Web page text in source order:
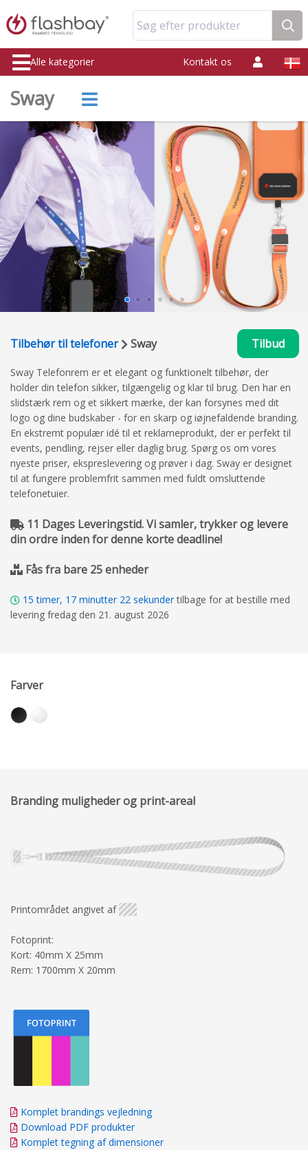
Søg efter produkter
Alle kategorier Kontakt os
Sway
Tilbehør til telefoner Sway Tilbud
Sway Telefonrem er et elegant og funktionelt tilbehør, der
holder din telefon sikker, tilgængelig og klar til brug. Den har en
slidstærk rem og et sikkert mærke, der kan forsynes med dit
logo og dine budskaber - for en skarp og iøjnefaldende branding.
En ekstremt populær idé til et reklameprodukt, der er perfekt til
events, pendling, rejser eller daglig brug. Spørg os om vores
nyeste priser, ekspreslevering og prøver i dag. Sway er designet
til at fungere problemfrit sammen med fuldt omsluttende
telefonetuier.
11 Dages Leveringstid. Vi samler, trykker og levere
din ordre inden for denne korte deadline!
Fås fra bare 25 enheder
15 timer, 17 minutter 21 sekundertilbage for at bestille med
levering fredag den 21. august 2026
Farver
Branding muligheder og print-areal
Printområdet angivet af
Fotoprint:
Kort: 40mm X 25mm
Rem: 1700mm X 20mm
Komplet brandings vejledning
Download PDF produkter
Komplet tegning af dimensioner